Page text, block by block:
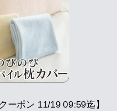
ーポン 11/19 09:59迄】